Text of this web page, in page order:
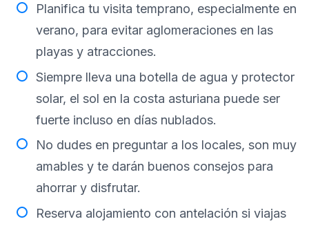
Planifica tu visita temprano, especialmente en
verano, para evitar aglomeraciones en las
playas y atracciones.
Siempre lleva una botella de agua y protector
solar, el sol en la costa asturiana puede ser
fuerte incluso en días nublados.
No dudes en preguntar a los locales, son muy
amables y te darán buenos consejos para
ahorrar y disfrutar.
Reserva alojamiento con antelación si viajas